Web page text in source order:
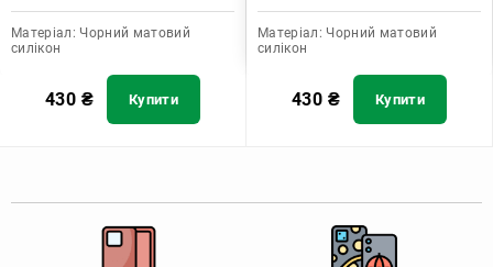
Матеріал: Чорний матовий
силікон
430 ₴ Купити
Матеріал: Чорний матовий
силікон
430 ₴ Купити